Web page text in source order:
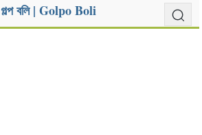
গল্প বলি | Golpo Boli